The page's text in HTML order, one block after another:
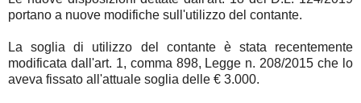
portano a nuove modifiche sull'utilizzo del contante.
La soglia di utilizzo del contante è stata recentemente
modificata dall'art. 1, comma 898, Legge n. 208/2015 che lo
aveva fissato all'attuale soglia delle € 3.000.